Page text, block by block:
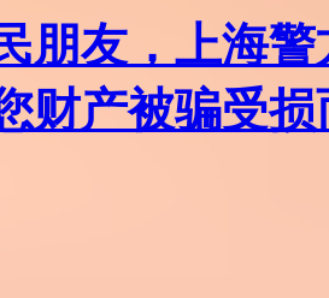
朋友，上海
财产被骗受